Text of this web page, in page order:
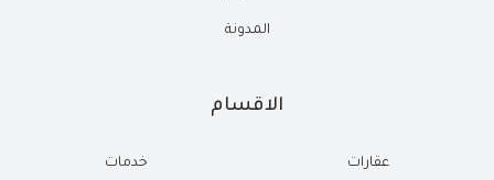
المدونة
الاقسام
عقارات خدمات